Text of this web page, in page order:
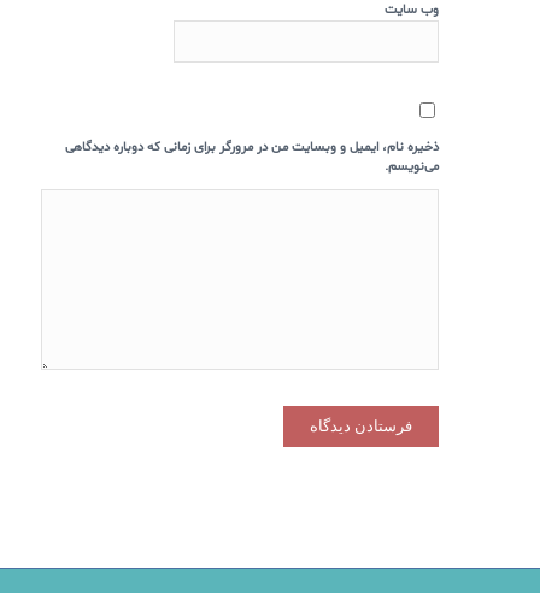
وب‌ سایت
ذخیره نام، ایمیل و وبسایت من در مرورگر برای زمانی که دوباره دیدگاهی
می‌نویسم.